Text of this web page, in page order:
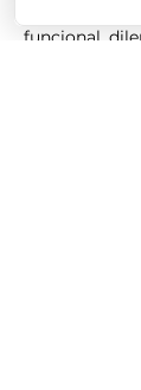
discussão
funcional,